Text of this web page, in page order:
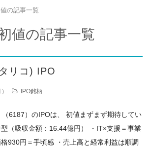
の記事一覧
値の記事一覧
リコ) IPO
IPO銘柄
6187）のIPOは、 初値まずまず期待してい
（吸収金額：16.44億円） ・IT×支援＝事業
930円＝手頃感 ・売上高と経常利益は順調